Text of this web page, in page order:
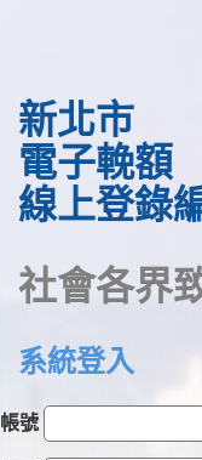
新北市
電子輓額
線上登錄
社會各界
系統登入
帳號